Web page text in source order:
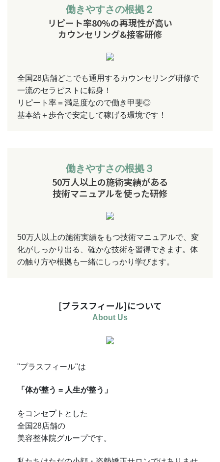
働きやすさの根拠２
リピート率80%の再現性が高い
カウンセリング&接客研修
全国28店舗どこでも通用するカウンセリング研修で
一流のセラピストに転身！
リピート率＝満足度なので働き甲斐◎
基本給＋歩合で安定して稼げる環境です！
働きやすさの根拠３
50万人以上の施術実績がある
技術マニュアルを使った研修
50万人以上の施術実績をもつ技術マニュアルで、変
化がしっかり出る、確かな技術を習得できます。体
の触り方や根拠も一緒にしっかり学びます。
[プラスフィール]について
About Us
"プラスフィール"は
「体が整う = 人生が整う」
をコンセプトとした
全国28店舗の
美容整体院グループです。